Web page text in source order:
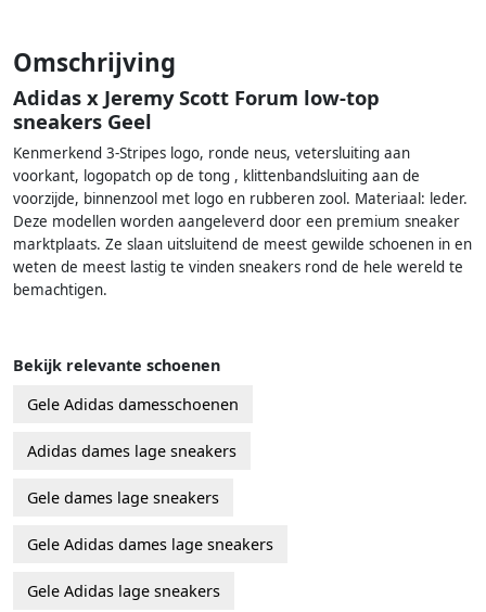
Omschrijving
Adidas x Jeremy Scott Forum low-top
sneakers Geel
Kenmerkend 3-Stripes logo, ronde neus, vetersluiting aan
voorkant, logopatch op de tong , klittenbandsluiting aan de
voorzijde, binnenzool met logo en rubberen zool. Materiaal: leder.
Deze modellen worden aangeleverd door een premium sneaker
marktplaats. Ze slaan uitsluitend de meest gewilde schoenen in en
weten de meest lastig te vinden sneakers rond de hele wereld te
bemachtigen.
Bekijk relevante schoenen
Gele Adidas damesschoenen
Adidas dames lage sneakers
Gele dames lage sneakers
Gele Adidas dames lage sneakers
Gele Adidas lage sneakers